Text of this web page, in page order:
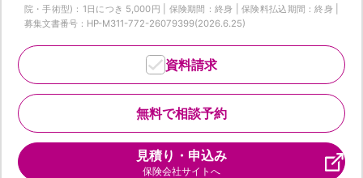
院・手術型)：1日につき 5,000円 | 保険期間：終身 | 保険料払込期間：終身 |
募集文書番号：HP-M311-772-26079399(2026.6.25)
無料で相談予約
資料請求
見積り・申込み
保険会社サイトへ